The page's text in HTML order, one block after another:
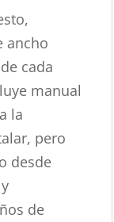
ancho
cada
manual
la
pero
desde
de